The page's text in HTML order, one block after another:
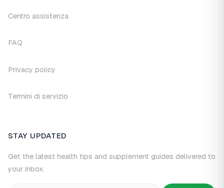
Centro assistenza
FAQ
Privacy policy
Termini di servizio
STAY UPDATED
Get the latest health tips and supplement guides delivered to
your inbox.